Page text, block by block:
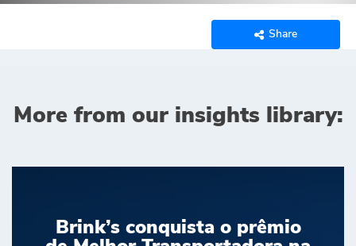
Share
More from our insights library:
Brink’s conquista o prêmio